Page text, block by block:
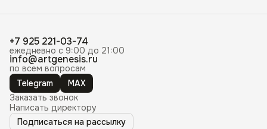
+7 925 221-03-74
ежедневно с 9:00 до 21:00
info@artgenesis.ru
по всем вопросам
Telegram
MAX
Заказать звонок
Написать директору
Подписаться на рассылку